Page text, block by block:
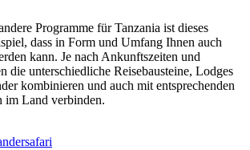
Programme für Tanzania ist dieses
dass in Form und Umfang Ihnen auch
kann. Je nach Ankunftszeiten und
die unterschiedliche Reisebausteine, Lodges
kombinieren und auch mit entsprechenden
im Land verbinden.